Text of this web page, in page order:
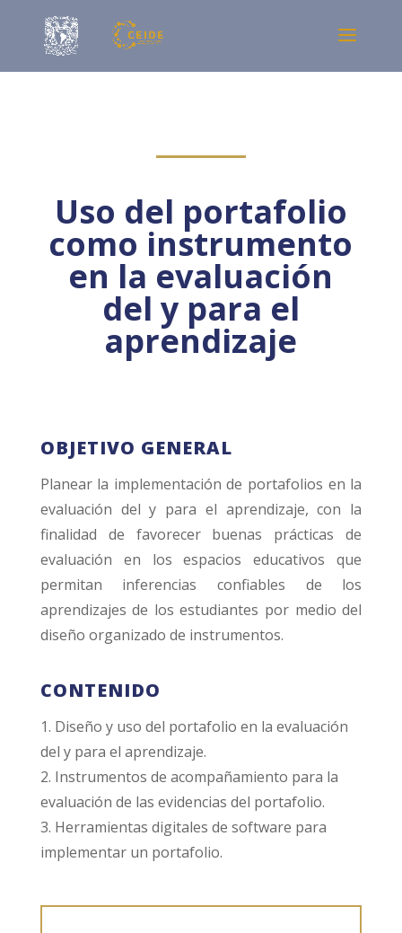
Uso del portafolio
como instrumento
en la evaluación
del y para el
aprendizaje
OBJETIVO GENERAL
Planear la implementación de portafolios en la
evaluación del y para el aprendizaje, con la
finalidad de favorecer buenas prácticas de
evaluación en los espacios educativos que
permitan inferencias confiables de los
aprendizajes de los estudiantes por medio del
diseño organizado de instrumentos.
CONTENIDO
1. Diseño y uso del portafolio en la evaluación
del y para el aprendizaje.
2. Instrumentos de acompañamiento para la
evaluación de las evidencias del portafolio.
3. Herramientas digitales de software para
implementar un portafolio.